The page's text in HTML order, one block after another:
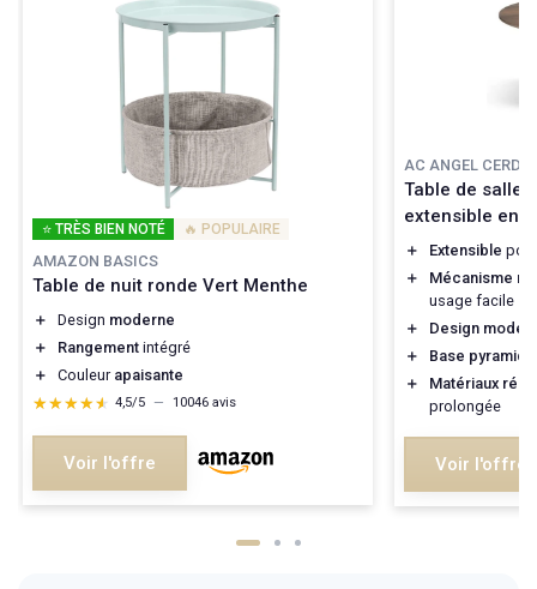
⭐ TRÈS BIEN NOTÉ 🔥 POPULAIRE
AMAZON BASICS
Table de nuit ronde Vert Menthe
＋ Design moderne
＋
Rangement intégré
＋
Couleur apaisante
★★★★★
★★★★★ 4,5/5 — 10046 avis
Voir l'offre
AC ANGEL CERDÁ
Table de salle
extensible en
＋ Extensible
＋
Mécanisme
usage facile
＋
Design
＋
Base
＋
Matériaux
prolongée
Voir l'offre